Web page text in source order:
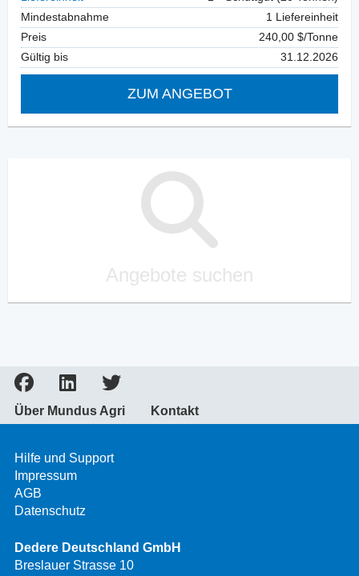
Mindestabnahme
1 Liefereinheit
Preis
240,00 $/Tonne
Gültig bis
31.12.2026
ZUM ANGEBOT
Angebote suchen
Über Mundus Agri Kontakt
Hilfe und Support
Impressum
AGB
Datenschutz
Dedere Deutschland GmbH
Breslauer Strasse 10